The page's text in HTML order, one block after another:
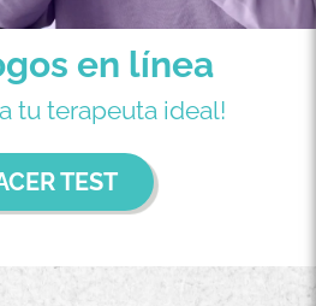
en línea
tu terapeuta ideal!
TEST